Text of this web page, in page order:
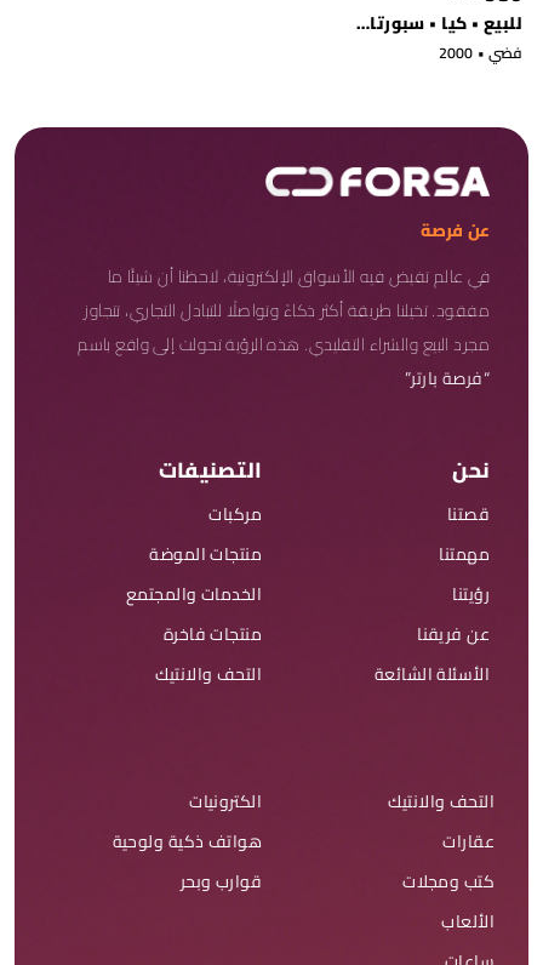
للبيع • كيا • سبورتاج دفع رباعي
فضي • 2000
عن فرصة
في عالم تفيض فيه الأسواق الإلكترونية، لاحظنا أن شيئًا ما
مفقود. تخيلنا طريقة أكثر ذكاءً وتواصلًا للتبادل التجاري، تتجاوز
مجرد البيع والشراء التقليدي. هذه الرؤية تحولت إلى واقع باسم
“فرصة بارتر”
نحن
قصتنا
مهمتنا
رؤيتنا
عن فريقنا
الأسئلة الشائعة
التصنيفات
مركبات
منتجات الموضة
الخدمات والمجتمع
منتجات فاخرة
التحف والانتيك
التحف والانتيك
عقارات
كتب ومجلات
الألعاب
الكترونيات
هواتف ذكية ولوحية
قوارب وبحر